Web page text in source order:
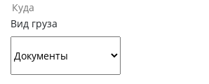
Вид груза